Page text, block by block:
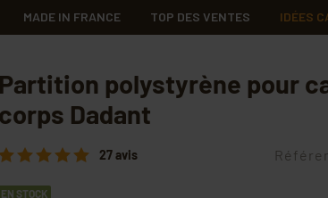
MADE IN FRANCE TOP DES VENTES IDÉES
Partition polystyrène pour
corps Dadant
27 avis
EN STOCK